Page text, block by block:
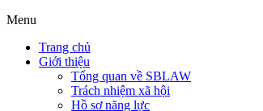
Menu
Trang chủ
Giới thiệu
Tổng quan về SBLAW
Trách nhiệm xã hội
Hồ sơ năng lực